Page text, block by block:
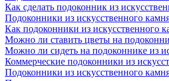
Как сделать подоконник из
Подоконники из искусственного
Как подоконники из искусственного
Можно ли ставить цветы на
Можно ли сидеть на подоконнике из
Коммерческие подоконники из
Подоконники из искусственного